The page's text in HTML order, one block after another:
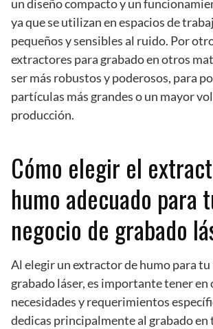
un diseño compacto y un
ya que se utilizan en espacios de
pequeños y sensibles al ruido. Por
extractores para grabado en otros
ser más robustos y poderosos, para
partículas más grandes o un mayor
producción.
Cómo elegir el
humo adecuado para
negocio de grabado
Al elegir un extractor de humo para tu
grabado láser, es importante tener en
necesidades y requerimientos
dedicas principalmente al grabado en